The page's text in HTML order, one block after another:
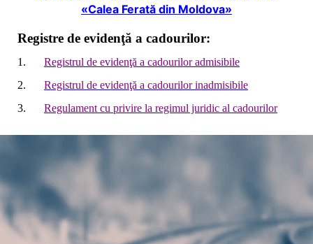
«Calea Ferată din Moldova»
Registre de evidenţă a cadourilor:
1.
Registrul de evidenţă a cadourilor admisibile
2.
Registrul de evidenţă a cadourilor inadmisibile
3.
Regulament cu privire la regimul juridic al cadourilor